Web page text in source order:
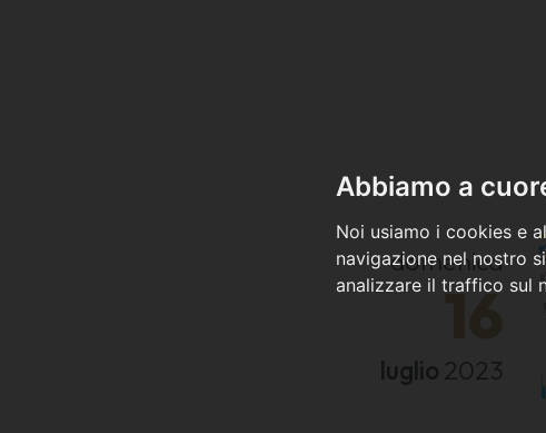
Abbiamo a
Noi usiamo i cookies e
navigazione nel nostro
analizzare il traffico sul
domenica
16
luglio 2023